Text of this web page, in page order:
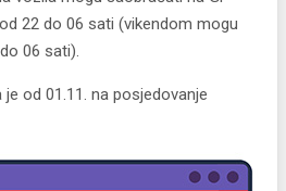
22 do 06 sati (vikendom mogu
06 sati).
od 01.11. na posjedovanje